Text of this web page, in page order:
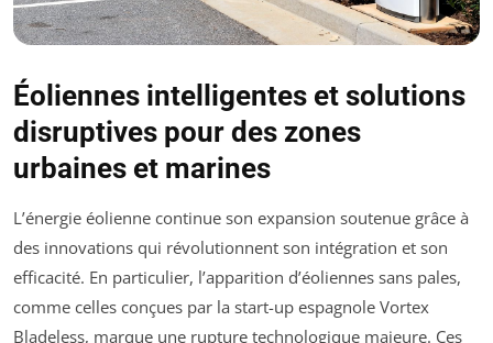
Éoliennes intelligentes et solutions
disruptives pour des zones
urbaines et marines
L’énergie éolienne continue son expansion soutenue grâce à
des innovations qui révolutionnent son intégration et son
efficacité. En particulier, l’apparition d’éoliennes sans pales,
comme celles conçues par la start-up espagnole Vortex
Bladeless, marque une rupture technologique majeure. Ces